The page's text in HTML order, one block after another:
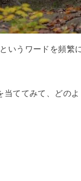
いうワードを頻繁
ててみて、どの